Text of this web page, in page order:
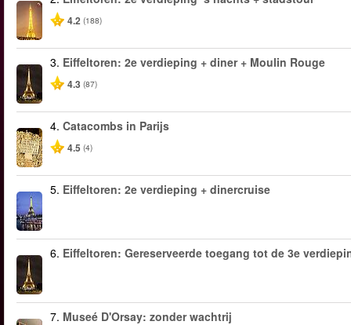
4.2 (188)
3. Eiffeltoren: 2e verdieping + diner + Moulin Rouge
4.3 (87)
4. Catacombs in Parijs
4.5 (4)
5. Eiffeltoren: 2e verdieping + dinercruise
6. Eiffeltoren: Gereserveerde toegang tot de 3e
7. Museé D'Orsay: zonder wachtrij